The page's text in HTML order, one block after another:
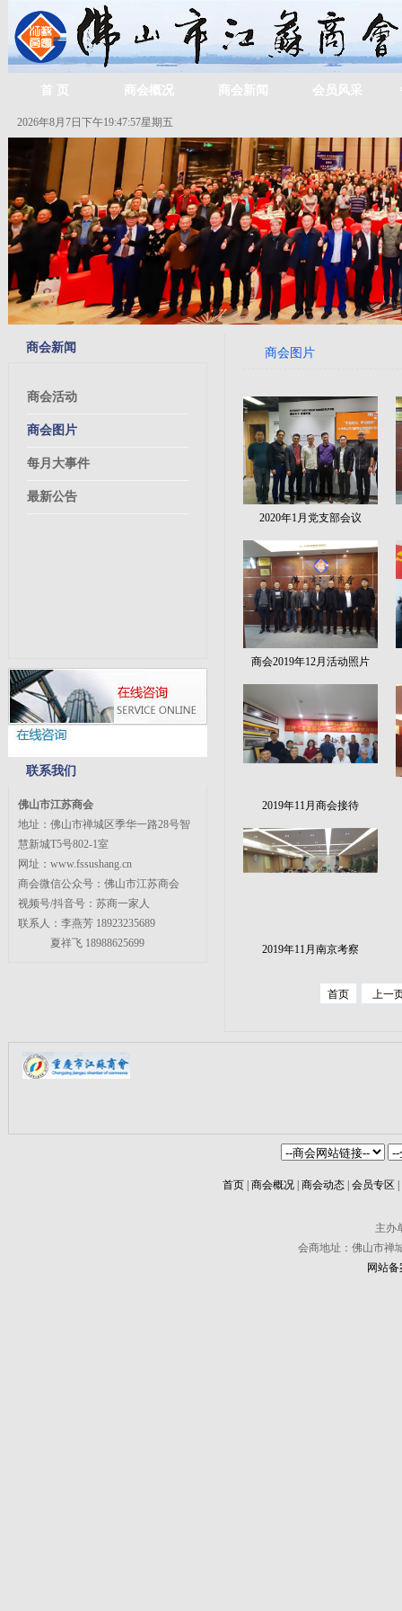
首 页 商会概况 商会新闻 会员风采
2026年8月7日下午19:47:57星期五
商会新闻
商会活动
商会图片
每月大事件
最新公告
联系我们
佛山市江苏商会
地址：佛山市禅城区季华一路28号智
慧新城T5号802-1室
网址：www.fssushang.cn
商会微信公众号：佛山市江苏商会
视频号/抖音号：苏商一家人
联系人：李燕芳 18923235689
夏祥飞 18988625699
商会图片
2020年1月党支部会议
商会2019年12月活动照片
2019年11月商会接待
2019年11月南京考察
首页 上一
首页 商会概况 商会动态 会员专区
主办
会商地址：佛山市禅
网站备